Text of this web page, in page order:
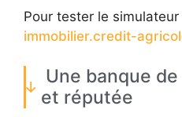
Pour tester le simulateur
immobilier.credit-
Une banque
et réputée